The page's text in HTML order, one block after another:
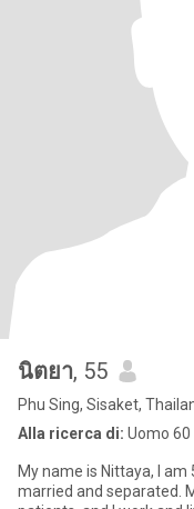
นิตยา, 55
Phu Sing, Sisaket,
Alla ricerca di: Uomo 60
My name is Nittaya, I
married and separated.